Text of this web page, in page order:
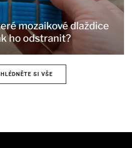
mozaikové dlaždice
ho odstranit?
SI VŠE